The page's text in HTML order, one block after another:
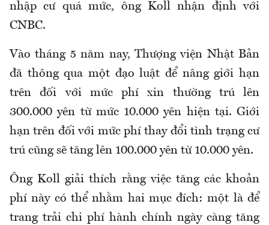
nhập cư quá mức, ông Koll nhận định với
CNBC.
Vào tháng 5 năm nay, Thượng viện Nhật Bản
đã thông qua một đạo luật để nâng giới hạn
trên đối với mức phí xin thường trú lên
300.000 yên từ mức 10.000 yên hiện tại. Giới
hạn trên đối với mức phí thay đổi tình trạng cư
trú cũng sẽ tăng lên 100.000 yên từ 10.000 yên.
Ông Koll giải thích rằng việc tăng các khoản
phí này có thể nhằm hai mục đích: một là để
trang trải chi phí hành chính ngày càng tăng